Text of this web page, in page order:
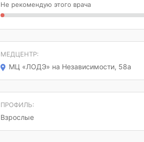
Не рекомендую этого врача
МЕДЦЕНТР:
МЦ «ЛОДЭ» на Независимости, 58а
ПРОФИЛЬ:
Взрослые